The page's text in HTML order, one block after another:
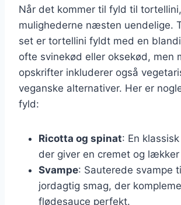
Når det kommer til fyld til
mulighederne næsten uendelige.
set er tortellini fyldt med en
ofte svinekød eller oksekød, men
opskrifter inkluderer også
veganske alternativer. Her er
fyld:
Ricotta og spinat: En
der giver en cremet og lækker
Svampe: Sauterede svampe
jordagtig smag, der
flødesauce perfekt.